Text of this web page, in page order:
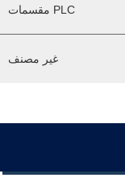
مقسمات PLC
غير مصنف